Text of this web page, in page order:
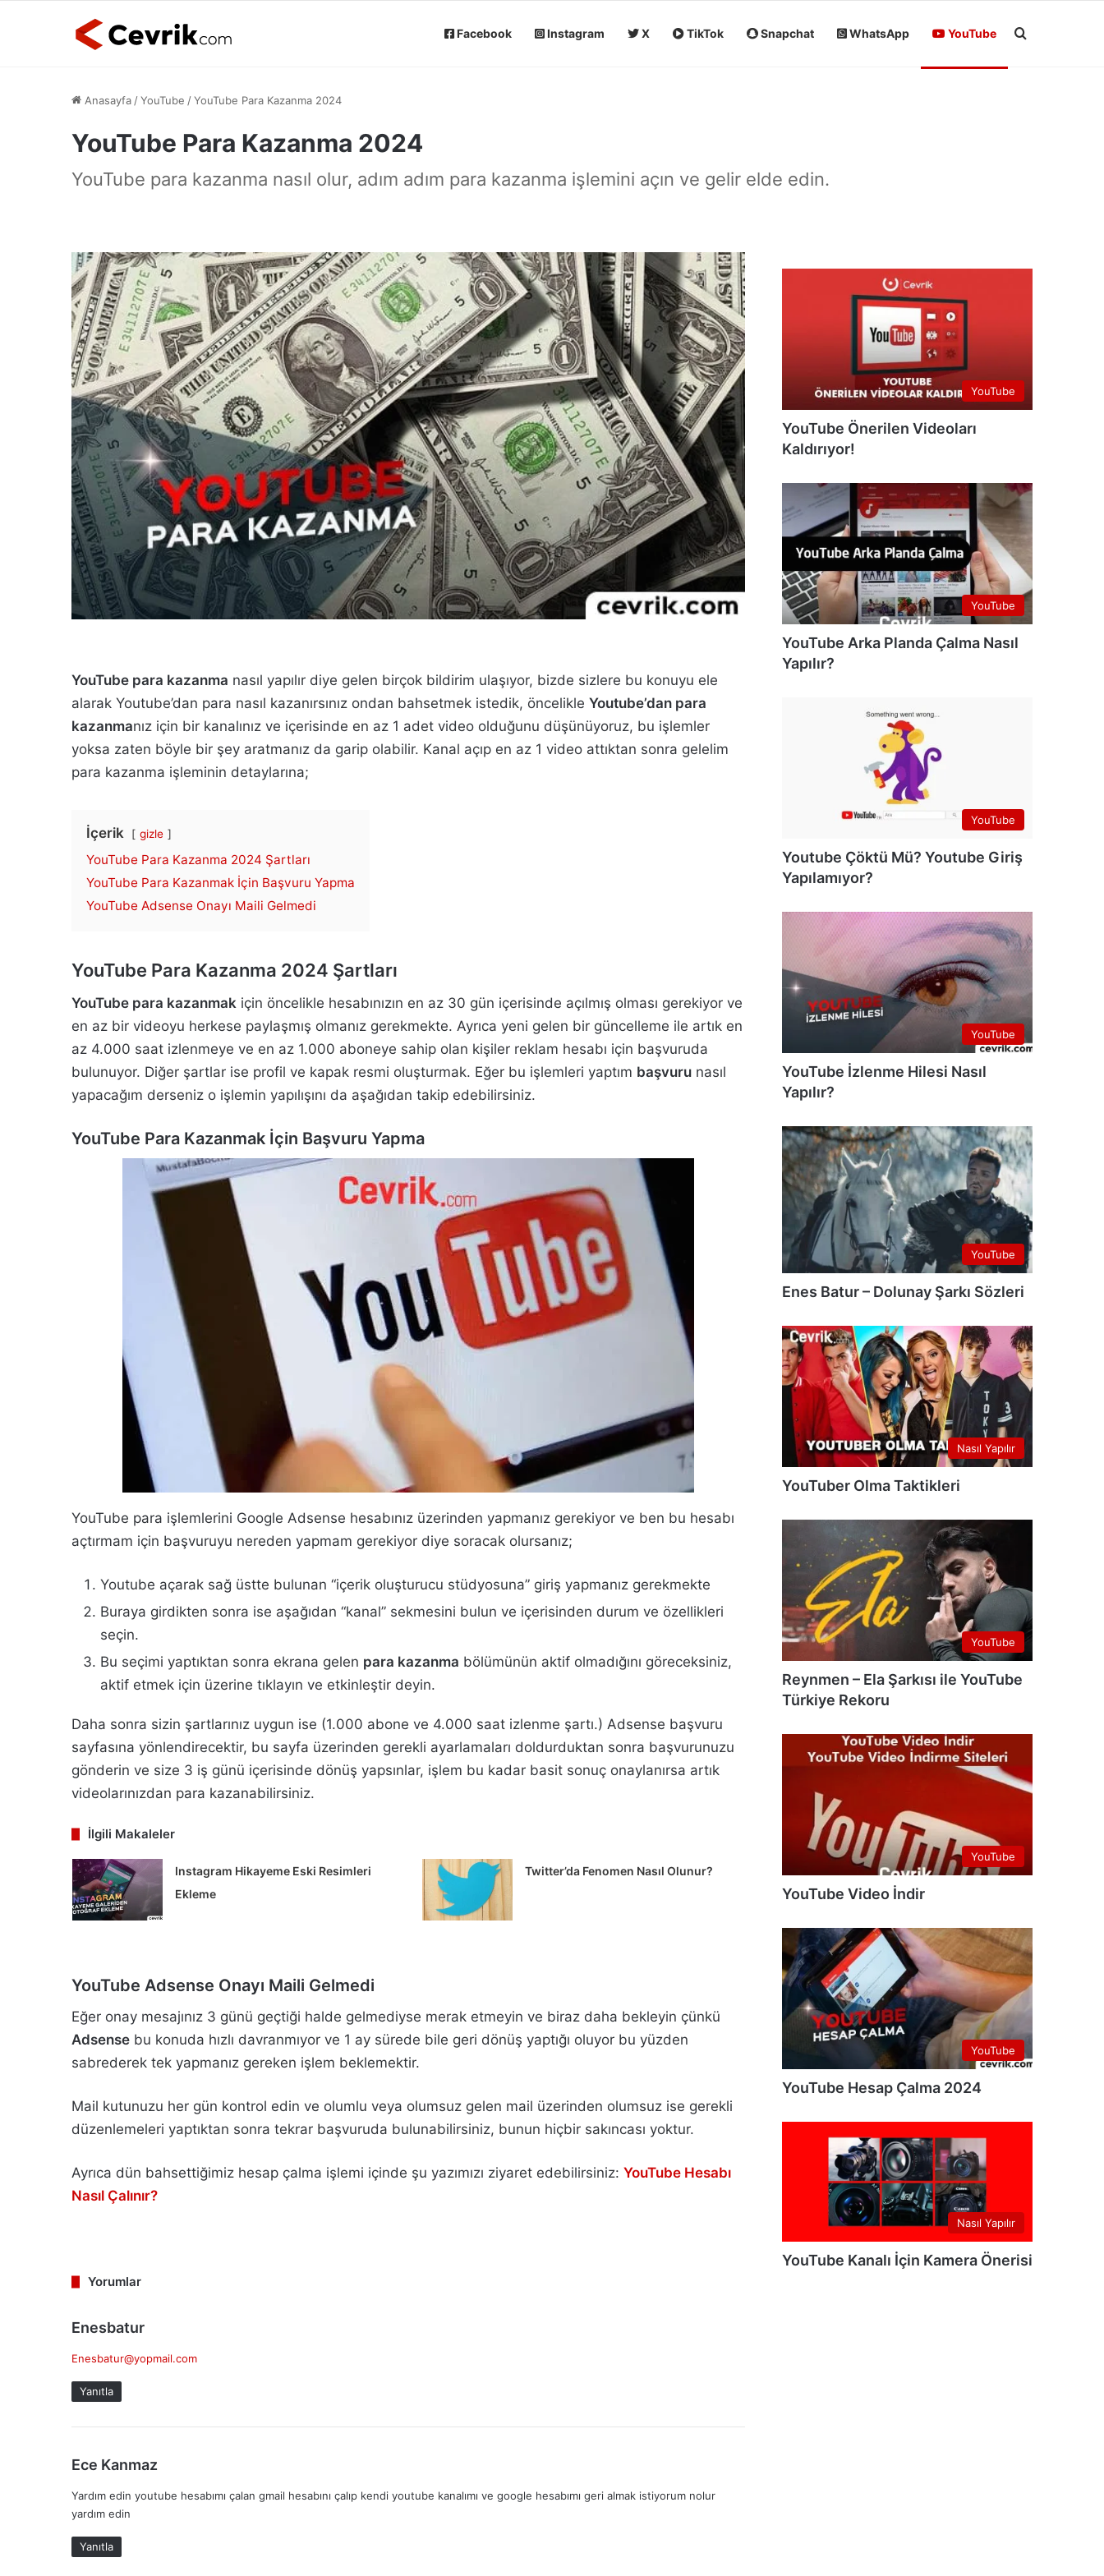
Facebook Instagram X TikTok Snapchat WhatsApp YouTube Arama yap
Anasayfa /YouTube /YouTube Para Kazanma 2024
YouTube Para Kazanma 2024
YouTube para kazanma nasıl olur, adım adım para kazanma işlemini açın ve gelir elde edin.
YouTube para kazanma nasıl yapılır diye gelen birçok bildirim ulaşıyor, bizde sizlere bu konuyu ele
alarak Youtube’dan para nasıl kazanırsınız ondan bahsetmek istedik, öncelikle Youtube’dan para
kazanmanız için bir kanalınız ve içerisinde en az 1 adet video olduğunu düşünüyoruz, bu işlemler
yoksa zaten böyle bir şey aratmanız da garip olabilir. Kanal açıp en az 1 video attıktan sonra gelelim
para kazanma işleminin detaylarına;
İçerik gizle
YouTube Para Kazanma 2024 Şartları
YouTube Para Kazanmak İçin Başvuru Yapma
YouTube Adsense Onayı Maili Gelmedi
YouTube Para Kazanma 2024 Şartları
YouTube para kazanmak için öncelikle hesabınızın en az 30 gün içerisinde açılmış olması gerekiyor ve
en az bir videoyu herkese paylaşmış olmanız gerekmekte. Ayrıca yeni gelen bir güncelleme ile artık en
az 4.000 saat izlenmeye ve en az 1.000 aboneye sahip olan kişiler reklam hesabı için başvuruda
bulunuyor. Diğer şartlar ise profil ve kapak resmi oluşturmak. Eğer bu işlemleri yaptım başvuru nasıl
yapacağım derseniz o işlemin yapılışını da aşağıdan takip edebilirsiniz.
YouTube Para Kazanmak İçin Başvuru Yapma
YouTube para işlemlerini Google Adsense hesabınız üzerinden yapmanız gerekiyor ve ben bu hesabı
açtırmam için başvuruyu nereden yapmam gerekiyor diye soracak olursanız;
Youtube açarak sağ üstte bulunan “içerik oluşturucu stüdyosuna” giriş yapmanız gerekmekte
Buraya girdikten sonra ise aşağıdan “kanal” sekmesini bulun ve içerisinden durum ve özellikleri
seçin.
Bu seçimi yaptıktan sonra ekrana gelen para kazanma bölümünün aktif olmadığını göreceksiniz,
aktif etmek için üzerine tıklayın ve etkinleştir deyin.
Daha sonra sizin şartlarınız uygun ise (1.000 abone ve 4.000 saat izlenme şartı.) Adsense başvuru
sayfasına yönlendirecektir, bu sayfa üzerinden gerekli ayarlamaları doldurduktan sonra başvurunuzu
gönderin ve size 3 iş günü içerisinde dönüş yapsınlar, işlem bu kadar basit sonuç onaylanırsa artık
videolarınızdan para kazanabilirsiniz.
İlgili Makaleler
Instagram Hikayeme Eski Resimleri
Ekleme
Twitter’da Fenomen Nasıl Olunur?
YouTube Adsense Onayı Maili Gelmedi
Eğer onay mesajınız 3 günü geçtiği halde gelmediyse merak etmeyin ve biraz daha bekleyin çünkü
Adsense bu konuda hızlı davranmıyor ve 1 ay sürede bile geri dönüş yaptığı oluyor bu yüzden
sabrederek tek yapmanız gereken işlem beklemektir.
Mail kutunuzu her gün kontrol edin ve olumlu veya olumsuz gelen mail üzerinden olumsuz ise gerekli
düzenlemeleri yaptıktan sonra tekrar başvuruda bulunabilirsiniz, bunun hiçbir sakıncası yoktur.
Ayrıca dün bahsettiğimiz hesap çalma işlemi içinde şu yazımızı ziyaret edebilirsiniz: YouTube Hesabı
Nasıl Çalınır?
Yorumlar
Enesbatur
d
Enesbatur@yopmail.com
Yanıtla
Ece Kanmaz
d
Yardım edin youtube hesabımı çalan gmail hesabını çalıp kendi youtube kanalımı ve google hesabımı geri almak istiyorum nolur
yardım edin
Yanıtla
YouTube
YouTube Önerilen Videoları
Kaldırıyor!
YouTube
YouTube Arka Planda Çalma Nasıl
Yapılır?
YouTube
Youtube Çöktü Mü? Youtube Giriş
Yapılamıyor?
YouTube
YouTube İzlenme Hilesi Nasıl
Yapılır?
YouTube
Enes Batur – Dolunay Şarkı Sözleri
Nasıl Yapılır
YouTuber Olma Taktikleri
YouTube
Reynmen – Ela Şarkısı ile YouTube
Türkiye Rekoru
YouTube
YouTube Video İndir
YouTube
YouTube Hesap Çalma 2024
Nasıl Yapılır
YouTube Kanalı İçin Kamera Önerisi